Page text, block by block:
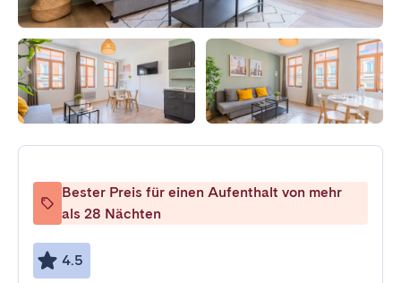
Bester Preis für einen Aufenthalt von mehr
als 28 Nächten
4.5